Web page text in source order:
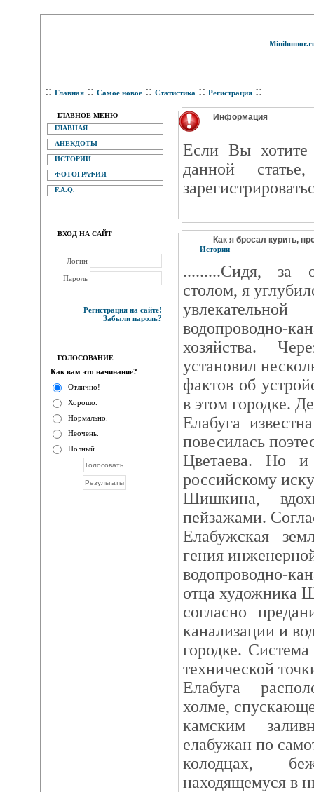
:: Главная :: Самое новое :: Статистика :: Регистрация ::
ГЛАВНОЕ МЕНЮ
ГЛАВНАЯ
АНЕКДОТЫ
ИСТОРИИ
ФОТОГРАФИИ
F.A.Q.
ВХОД НА САЙТ
Логин
Пароль
Регистрация на сайте!
Забыли пароль?
ГОЛОСОВАНИЕ
Как вам это начинание?
Отлично!
Хорошо.
Нормально.
Неочень.
Полный ...
Информация
Eсли Вы хотите
данной
Как я бросал курить,
Истории
.........Сидя, за
столом, я
водопроводно-
хозяйства.
установил
фактов об
в этом городке.
Елабуга
повесилась
Цветаева. Но
российскому
Шишкина,
пейзажами.
Елабужская
гения
водопроводно-
отца художника
согласно
канализации и
городке.
технической
Елабуга
холме,
камским
елабужан по
колодцах,
находящемуся в